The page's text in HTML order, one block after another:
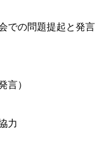
での問題提起と発
言）
力